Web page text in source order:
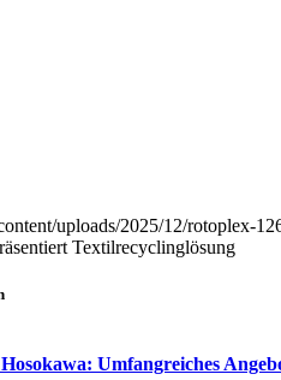
uploads/2025/12/rotoplex-
Textilrecyclinglösung
Umfangreiches